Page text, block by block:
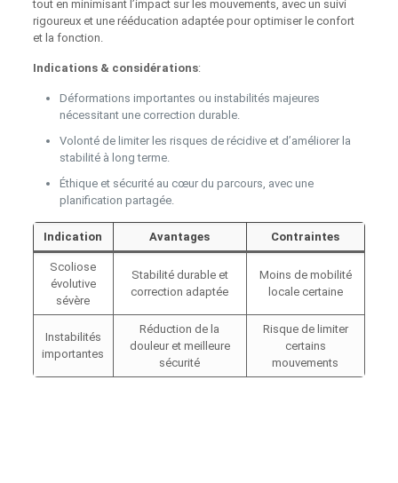
tout en minimisant l’impact sur les mouvements, avec un suivi
rigoureux et une rééducation adaptée pour optimiser le confort
et la fonction.
Indications & considérations:
Déformations importantes ou instabilités majeures
nécessitant une correction durable.
Volonté de limiter les risques de récidive et d’améliorer la
stabilité à long terme.
Éthique et sécurité au cœur du parcours, avec une
planification partagée.
Indication Avantages Contraintes
Scoliose
évolutive
sévère
Stabilité durable et
correction adaptée
Moins de mobilité
locale certaine
Instabilités
importantes
Réduction de la
douleur et meilleure
sécurité
Risque de limiter
certains
mouvements